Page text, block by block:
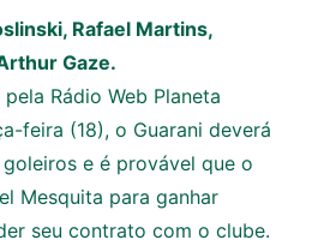
Rafael Martins,
Gaze.
Rádio Web Planeta
feira (18), o Guarani deverá
e é provável que o
Mesquita para ganhar
seu contrato com o clube.